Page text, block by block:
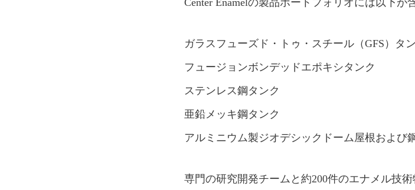
Center Enamelの製品ポートフォリオには以下が
ガラスフューズド・トゥ・スチール（GFS）タ
フュージョンボンデッドエポキシタンク
ステンレス鋼タンク
亜鉛メッキ鋼タンク
アルミニウム製ジオデシックドーム屋根および
専門の研究開発チームと約200件のエナメル技